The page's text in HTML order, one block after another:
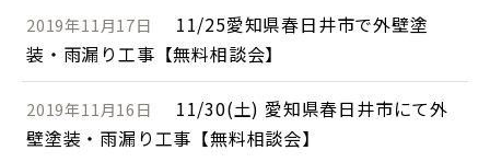
2019年11月17日
11/25愛知県春日井市で外壁塗
装・雨漏り工事【無料相談会】
2019年11月16日
11/30(土) 愛知県春日井市にて外
壁塗装・雨漏り工事【無料相談会】